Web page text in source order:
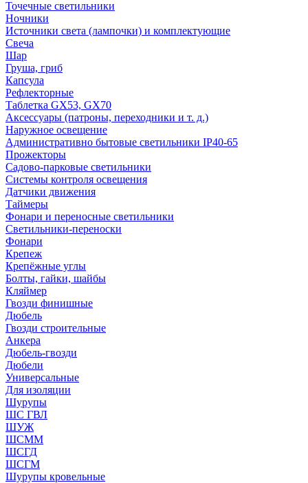
Точечные светильники
Ночники
Источники света (лампочки) и комплектующие
Свеча
Шар
Груша, гриб
Капсула
Рефлекторные
Таблетка GX53, GX70
Аксессуары (патроны, переходники и т. д.)
Наружное освещение
Административно бытовые светильники IP40-65
Прожекторы
Садово-парковые светильники
Системы контроля освещения
Датчики движения
Таймеры
Фонари и переносные светильники
Светильники-переноски
Фонари
Крепеж
Крепёжные углы
Болты, гайки, шайбы
Кляймер
Гвозди финишные
Дюбель
Гвозди строительные
Анкера
Дюбель-гвозди
Дюбели
Универсальные
Для изоляции
Шурупы
ШС ГВЛ
ШУЖ
ШСММ
ШСГД
ШСГМ
Шурупы кровельные